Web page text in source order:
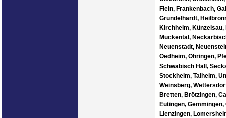
Flein, Frankenbach,
Gründelhardt,
Kirchheim,
Muckental,
Neuenstadt,
Oedheim, Öhringen,
Schwäbisch Hall,
Stockheim, Talheim,
Weinsberg,
Bretten, Brötzingen,
Eutingen,
Lienzingen,